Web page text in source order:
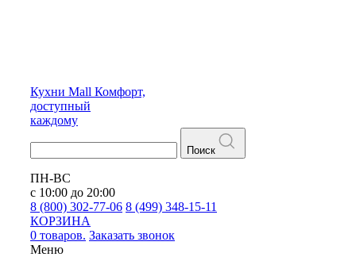
Кухни Mall Комфорт,
доступный
каждому
Поиск
ПН-ВС
с 10:00 до 20:00
8 (800) 302-77-06 8 (499) 348-15-11
КОРЗИНА
0 товаров. Заказать звонок
Меню